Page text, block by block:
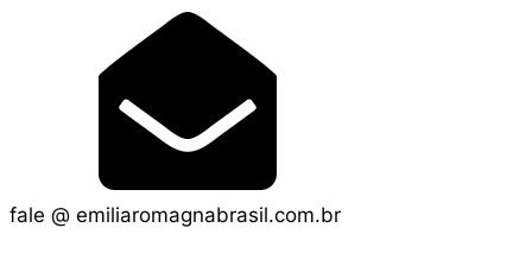
fale @ emiliaromagnabrasil.com.br